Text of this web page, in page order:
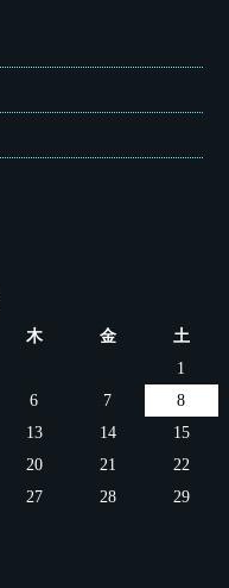
木 金 土
1
6 7
8
13 14
15
20 21
22
27 28
29